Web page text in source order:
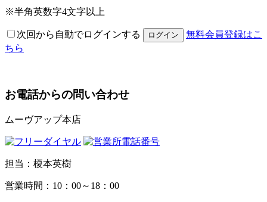
※半角英数字4文字以上
次回から自動でログインする
無料会員登録はこ
ちら
お電話からの問い合わせ
ムーヴアップ本店
担当：榎本英樹
営業時間：10：00～18：00